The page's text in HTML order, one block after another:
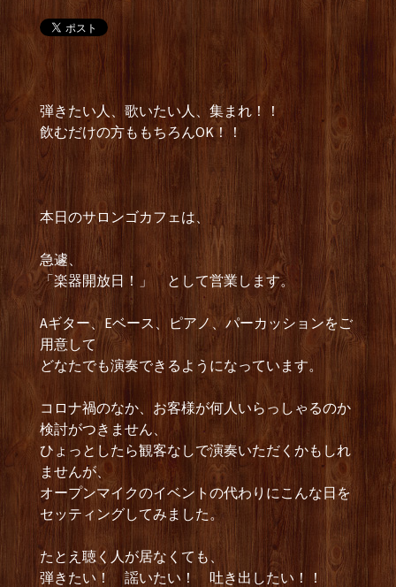
弾きたい人、歌いたい人、集まれ！！
飲むだけの方ももちろんOK！！
本日のサロンゴカフェは、
急遽、
「楽器開放日！」 として営業します。
Aギター、Eベース、ピアノ、パーカッションをご
用意して
どなたでも演奏できるようになっています。
コロナ禍のなか、お客様が何人いらっしゃるのか
検討がつきません、
ひょっとしたら観客なしで演奏いただくかもしれ
ませんが、
オープンマイクのイベントの代わりにこんな日を
セッティングしてみました。
たとえ聴く人が居なくても、
弾きたい！ 謡いたい！ 吐き出したい！！